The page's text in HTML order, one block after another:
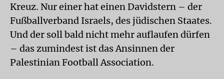
Kreuz. Nur einer hat einen Davidstern – der
Fußballverband Israels, des jüdischen Staates.
Und der soll bald nicht mehr auflaufen dürfen
– das zumindest ist das Ansinnen der
Palestinian Football Association.